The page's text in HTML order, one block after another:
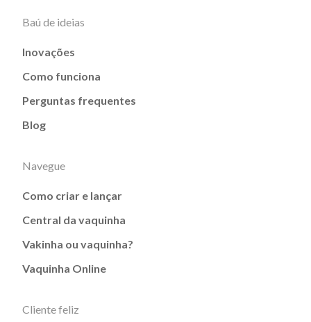
Baú de ideias
Inovações
Como funciona
Perguntas frequentes
Blog
Navegue
Como criar e lançar
Central da vaquinha
Vakinha ou vaquinha?
Vaquinha Online
Cliente feliz